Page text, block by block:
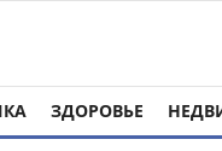
ЗДОРОВЬЕ